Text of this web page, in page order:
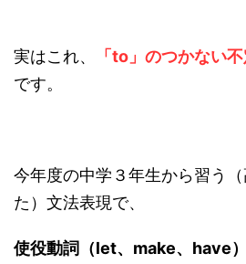
実はこれ、
「to」のつかない
です。
今年度の中学３年生から習う
た）文法表現で、
使役動詞（let、make、have